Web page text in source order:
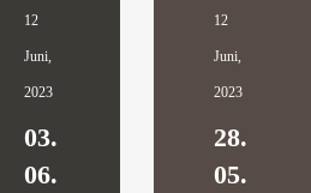
12
Juni,
2023
03.
06.
12
Juni,
2023
28.
05.